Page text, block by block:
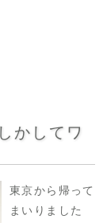
かしてワ
東京から帰って
まいりました